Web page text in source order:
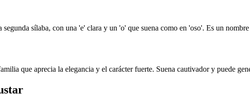
sílaba, con una 'e' clara y un 'o' que suena como en 'oso'. Es un
que aprecia la elegancia y el carácter fuerte. Suena cautivador y puede